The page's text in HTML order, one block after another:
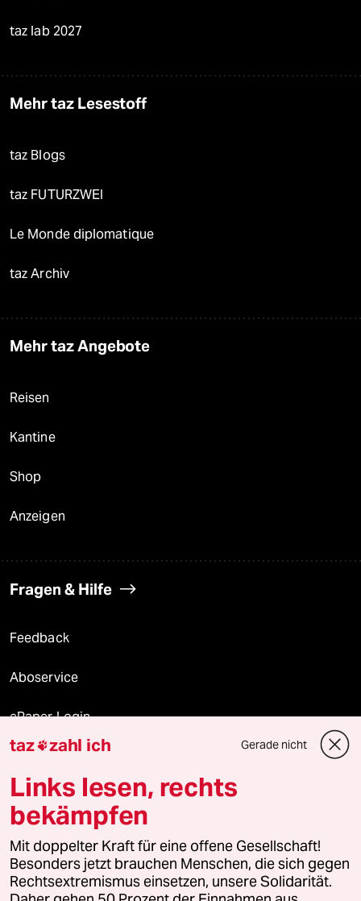
taz lab 2027
Mehr taz Lesestoff
taz Blogs
taz FUTURZWEI
Le Monde diplomatique
taz Archiv
Mehr taz Angebote
Reisen
Kantine
Shop
Anzeigen
Fragen & Hilfe
Feedback
Aboservice
ePaper Login
Downloads für Abonnierende
© 2026 taz Verlags und Vertriebs GmbH
Alle Rechte vorbehalten. Bei rechtlichen Fragen oder für Genehmigungen
wenden Sie sich bitte an
lizenzen@taz.de
taz zahl ich Gerade nicht
Links lesen, rechts
bekämpfen
Mit doppelter Kraft für eine offene Gesellschaft!
Besonders jetzt brauchen Menschen, die sich gegen
Rechtsextremismus einsetzen, unsere Solidarität.